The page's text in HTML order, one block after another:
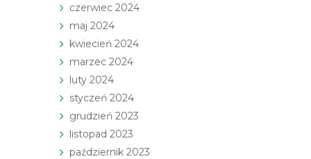
czerwiec 2024
maj 2024
kwiecień 2024
marzec 2024
luty 2024
styczeń 2024
grudzień 2023
listopad 2023
październik 2023